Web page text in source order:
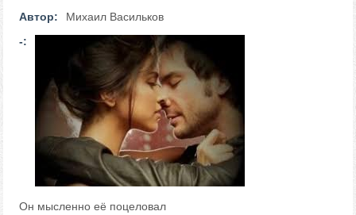
Автор:
Михаил Васильков
-:
Он мысленно её поцеловал